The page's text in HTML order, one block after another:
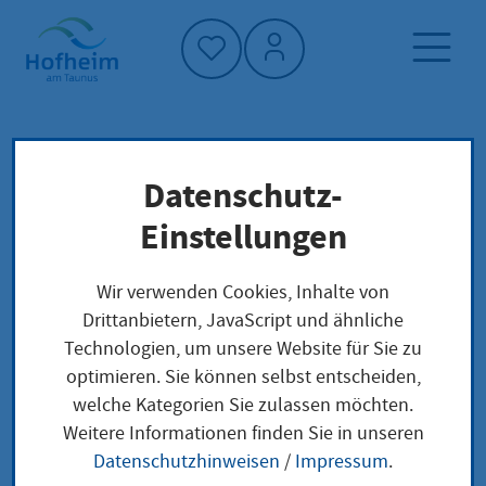
Startseite"
Neuigkeiten und Ausschreibungen
Feierabendmarkt 2026: Finale am kommenden
Donnerstag
Feierabendmarkt
Datenschutz-
Einstellungen
Wir verwenden Cookies, Inhalte von
Drittanbietern, JavaScript und ähnliche
Technologien, um unsere Website für Sie zu
optimieren. Sie können selbst entscheiden,
welche Kategorien Sie zulassen möchten.
Weitere Informationen finden Sie in unseren
Datenschutzhinweisen / Impressum.